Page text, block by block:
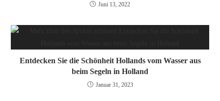
Juni 13, 2022
Entdecken Sie die Schönheit Hollands vom Wasser aus
beim Segeln in Holland
Januar 31, 2023